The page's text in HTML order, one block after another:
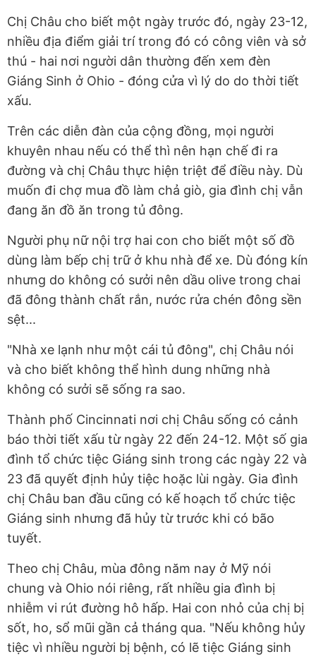
Chị Châu cho biết một ngày trước đó, ngày 23-12,
nhiều địa điểm giải trí trong đó có công viên và sở
thú - hai nơi người dân thường đến xem đèn
Giáng Sinh ở Ohio - đóng cửa vì lý do do thời tiết
xấu.
Trên các diễn đàn của cộng đồng, mọi người
khuyên nhau nếu có thể thì nên hạn chế đi ra
đường và chị Châu thực hiện triệt để điều này. Dù
muốn đi chợ mua đồ làm chả giò, gia đình chị vẫn
đang ăn đồ ăn trong tủ đông.
Người phụ nữ nội trợ hai con cho biết một số đồ
dùng làm bếp chị trữ ở khu nhà để xe. Dù đóng kín
nhưng do không có sưởi nên dầu olive trong chai
đã đông thành chất rắn, nước rửa chén đông sền
sệt...
"Nhà xe lạnh như một cái tủ đông", chị Châu nói
và cho biết không thể hình dung những nhà
không có sưởi sẽ sống ra sao.
Thành phố Cincinnati nơi chị Châu sống có cảnh
báo thời tiết xấu từ ngày 22 đến 24-12. Một số gia
đình tổ chức tiệc Giáng sinh trong các ngày 22 và
23 đã quyết định hủy tiệc hoặc lùi ngày. Gia đình
chị Châu ban đầu cũng có kế hoạch tổ chức tiệc
Giáng sinh nhưng đã hủy từ trước khi có bão
tuyết.
Theo chị Châu, mùa đông năm nay ở Mỹ nói
chung và Ohio nói riêng, rất nhiều gia đình bị
nhiễm vi rút đường hô hấp. Hai con nhỏ của chị bị
sốt, ho, sổ mũi gần cả tháng qua. "Nếu không hủy
tiệc vì nhiều người bị bệnh, có lẽ tiệc Giáng sinh